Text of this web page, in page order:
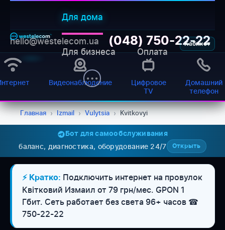
Для дома
Для бизнеса Оплата
Кабинет
hello@westelecom.ua (048) 750-22-22
Видеонаблюдение
Цифровое
TV
Домашний
телефон
Главная › Izmail › Vulytsia › Kvitkovyi
Бот для самообслуживания
баланс, диагностика, оборудование 24/7 Открыть
⚡ Кратко: Подключить интернет на провулок
Квітковий Измаил от 79 грн/мес. GPON 1
Гбит. Сеть работает без света 96+ часов ☎
750-22-22
WESTELECOM
Онлайн-підтримка